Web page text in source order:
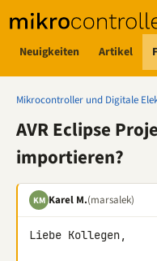
Neuigkeiten Artikel
Mikrocontroller und Digitale
AVR Eclipse
importieren?
KM Karel M.(marsalek)
Liebe Kollegen,